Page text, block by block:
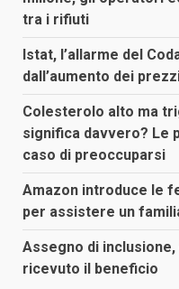
tra i rifiuti
Istat, l’allarme del
dall’aumento dei
Colesterolo alto ma
significa davvero? Le
caso di preoccuparsi
Amazon introduce le
per assistere un
Assegno di
ricevuto il beneficio